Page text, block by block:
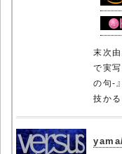
末次
で実
の句-
技か